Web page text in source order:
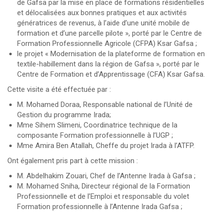
de Gafsa par la mise en place de formations résidentielles
et délocalisées aux bonnes pratiques et aux activités
génératrices de revenus, à l’aide d’une unité mobile de
formation et d’une parcelle pilote », porté par le Centre de
Formation Professionnelle Agricole (CFPA) Ksar Gafsa ;
le projet « Modernisation de la plateforme de formation en
textile-habillement dans la région de Gafsa », porté par le
Centre de Formation et d’Apprentissage (CFA) Ksar Gafsa.
Cette visite a été effectuée par :
M. Mohamed Doraa, Responsable national de l’Unité de
Gestion du programme Irada;
Mme Sihem Slimeni, Coordinatrice technique de la
composante Formation professionnelle à l’UGP ;
Mme Amira Ben Atallah, Cheffe du projet Irada à l’ATFP.
Ont également pris part à cette mission :
M. Abdelhakim Zouari, Chef de l’Antenne Irada à Gafsa ;
M. Mohamed Sniha, Directeur régional de la Formation
Professionnelle et de l’Emploi et responsable du volet
Formation professionnelle à l’Antenne Irada Gafsa ;